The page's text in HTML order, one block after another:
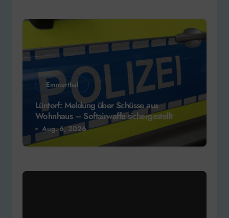
Emmerthal
Lüntorf: Meldung über Schüsse aus
Wohnhaus – Softairwaffe sichergestellt
Aug. 6, 2026